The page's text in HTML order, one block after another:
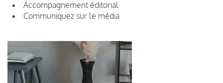
Accompagnement éditorial
Communiquez sur le média